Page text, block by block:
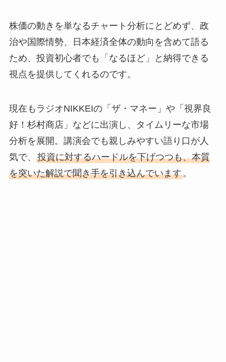
株価の動きを単なるチャート分析にとどめず、政
治や国際情勢、日本経済全体の動向を含めて語る
ため、投資初心者でも「なるほど」と納得できる
視点を提供してくれるのです。
現在もラジオNIKKEIの「ザ・マネー」や「視界良
好！杉村商店」などに出演し、タイムリーな市場
分析を展開。講演会でも親しみやすい語り口が人
気で、 投資に対するハードルを下げつつも、本質
を突いた解説で聞き手を引き込んでいます。